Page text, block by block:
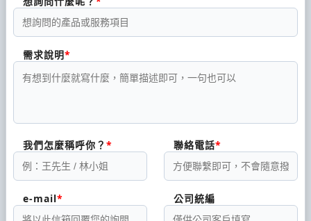
需求說明
我們怎麼稱呼你？ 聯絡電話
e-mail 公司統編